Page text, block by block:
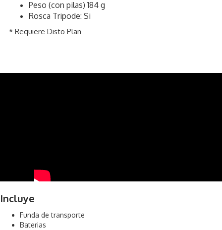
Peso (con pilas) 184 g
Rosca Tripode: Si
* Requiere Disto Plan
Incluye
Funda de transporte
Baterias